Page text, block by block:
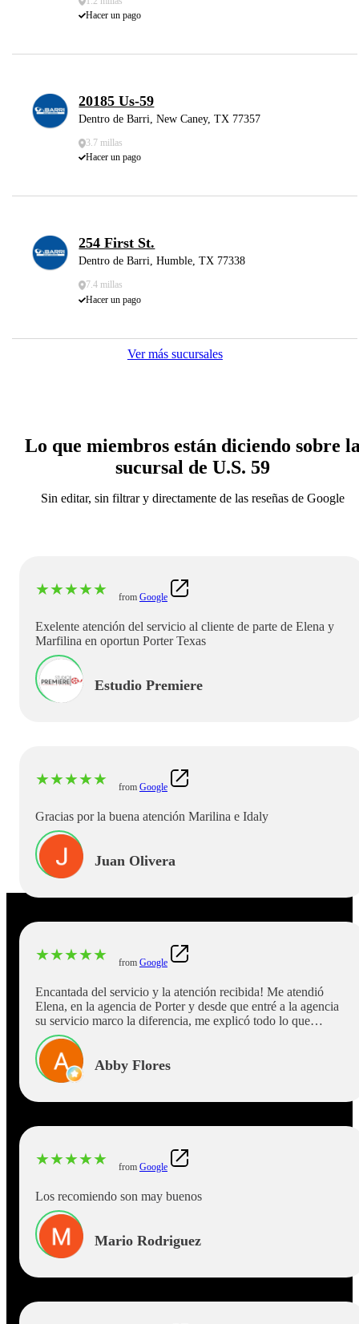
Hacer un pago
20185 Us-59
Dentro de Barri, New Caney, TX 77357
3.7 millas
Hacer un pago
254 First St.
Dentro de Barri, Humble, TX 77338
7.4 millas
Hacer un pago
Ver más sucursales
Lo que miembros están diciendo sobre
sucursal de U.S. 59
Sin editar, sin filtrar y directamente de las reseñas de Google
★★★★★ from Google
Exelente atención del servicio al cliente de parte de Elena y
Marfilina en oportun Porter Texas
Estudio Premiere
★★★★★ from Google
Gracias por la buena atención Marilina e Idaly
Juan Olivera
★★★★★ from Google
Encantada del servicio y la atención recibida! Me atendió
Elena, en la agencia de Porter y desde que entré a la agencia
su servicio marco la diferencia, me explicó todo lo que
necesitaba saber, fue muy rápida en realizar la transacción y
fue muy amable en todo momento! Deberían haber más
personas como ella en servicio al cliente! Muchas gracias
Elena!
Abby Flores
★★★★★ from Google
Los recomiendo son may buenos
Mario Rodriguez